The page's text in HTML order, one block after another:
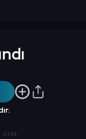
01:34